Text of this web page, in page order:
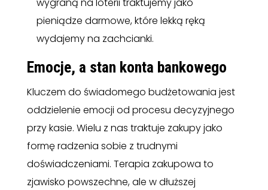
wygraną na loterii traktujemy jako
pieniądze darmowe, które lekką ręką
wydajemy na zachcianki.
Emocje, a stan konta bankowego
Kluczem do świadomego budżetowania jest
oddzielenie emocji od procesu decyzyjnego
przy kasie. Wielu z nas traktuje zakupy jako
formę radzenia sobie z trudnymi
doświadczeniami. Terapia zakupowa to
zjawisko powszechne, ale w dłuższej